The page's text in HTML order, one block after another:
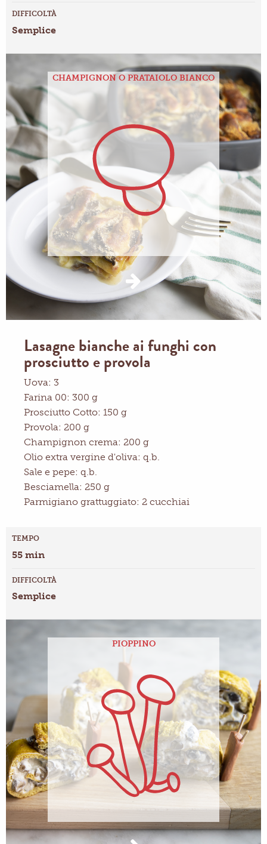
DIFFICOLTÀ
Semplice
CHAMPIGNON O PRATAIOLO BIANCO
Lasagne bianche ai funghi con
prosciutto e provola
Uova: 3
Farina 00: 300 g
Prosciutto Cotto: 150 g
Provola: 200 g
Champignon crema: 200 g
Olio extra vergine d'oliva: q.b.
Sale e pepe: q.b.
Besciamella: 250 g
Parmigiano grattuggiato: 2 cucchiai
TEMPO
55 min
DIFFICOLTÀ
Semplice
PIOPPINO